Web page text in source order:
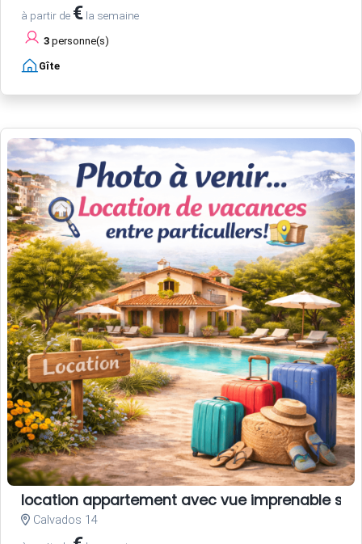
à partir de € la semaine
3 personne(s)
Gîte
location appartement avec vue imprenable sur
Calvados 14